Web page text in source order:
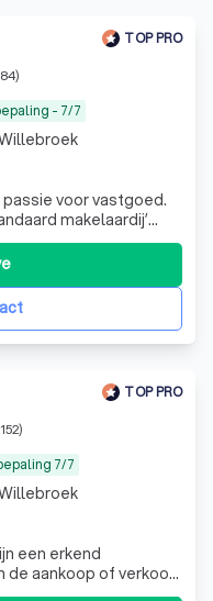
TOP PRO
- 7/7
voor vastgoed.
makelaardij’
is. Tevens zijn wij 7/7
TOP PRO
7/7
een erkend
aankoop of verkoop
en gedreven team